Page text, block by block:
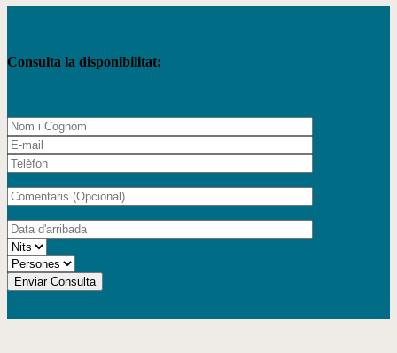
Consulta la disponibilitat: